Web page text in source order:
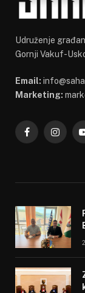
Udruženje
Gornji Vakuf-
Email:
Marketing:
Facebook